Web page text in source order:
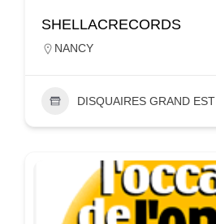
SHELLACRECORDS
NANCY
DISQUAIRES GRAND EST